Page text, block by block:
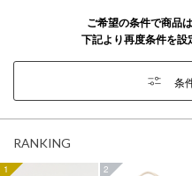
ご希望の条件で商品
下記より再度条件を設
条
RANKING
1 2